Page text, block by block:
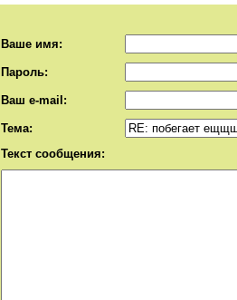
Ваше имя:
Пароль:
Ваш e-mail:
Тема:
Текст сообщения: